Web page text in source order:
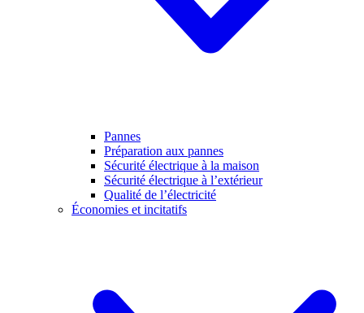
Pannes
Préparation aux pannes
Sécurité électrique à la maison
Sécurité électrique à l’extérieur
Qualité de l’électricité
Économies et incitatifs